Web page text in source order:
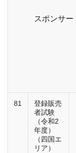
スポンサー
81
登録販売
者試験
（令和2
年度）
（四国エ
リア）